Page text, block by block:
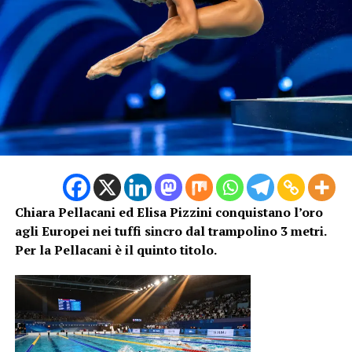
SUCCESSIVO
ATP Miami, Lorenzo Musetti carico alla vigilia del torneo
DA NON PERDERE
Paralimpiadi Milano-Cortina 2026, l’Italia chiude con 16
medaglie
Chiara Pellacani ed Elisa Pizzini conquistano l’oro
agli Europei nei tuffi sincro dal trampolino 3 metri.
Per la Pellacani è il quinto titolo.